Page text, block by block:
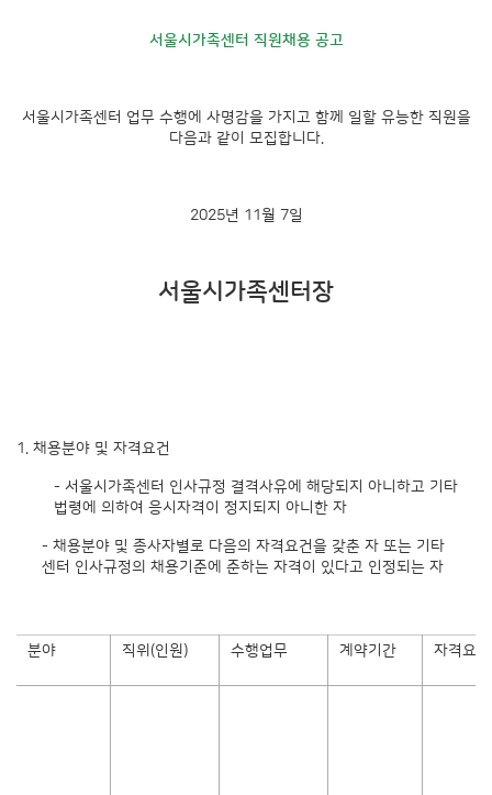
서울시가족센터 직원채용 공고
서울시가족센터 업무 수행에 사명감을 가지고 함께 일할 유능한 직원을
다음과 같이 모집합니다.
2025년 11월 7일
서울시가족센터장
1. 채용분야 및 자격요건
- 서울시가족센터 인사규정 결격사유에 해당되지 아니하고 기타
법령에 의하여 응시자격이 정지되지 아니한 자
- 채용분야 및 종사자별로 다음의 자격요건을 갖춘 자 또는 기타
센터 인사규정의 채용기준에 준하는 자격이 있다고 인정되는 자
분야 직위(인원) 수행업무 계약기간 자격요건